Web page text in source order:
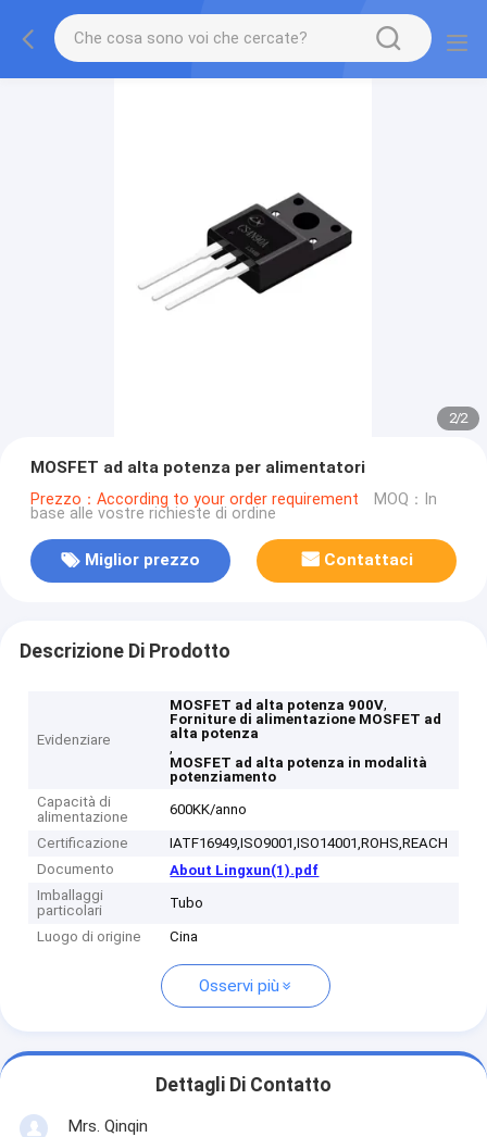
2/2
MOSFET ad alta potenza per alimentatori
Prezzo：According to your order requirement MOQ：In
base alle vostre richieste di ordine
Miglior prezzo Contattaci
Descrizione Di Prodotto
Evidenziare
MOSFET ad alta potenza 900V,
Forniture di alimentazione MOSFET ad
alta potenza
,
MOSFET ad alta potenza in modalità
potenziamento
Capacità di
alimentazione
600KK/anno
Certificazione
IATF16949,ISO9001,ISO14001,ROHS,REACH
Documento
About Lingxun(1).pdf
Imballaggi
particolari
Tubo
Luogo di origine Cina
Osservi più
Dettagli Di Contatto
Mrs. Qinqin